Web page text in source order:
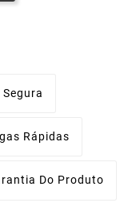
Rápidas
Do Produto